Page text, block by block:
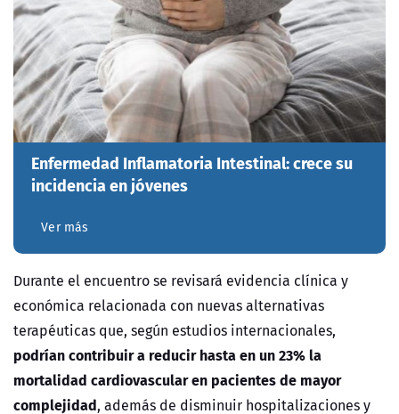
Enfermedad Inflamatoria Intestinal: crece su
incidencia en jóvenes
Ver más
Durante el encuentro se revisará evidencia clínica y
económica relacionada con nuevas alternativas
terapéuticas que, según estudios internacionales,
podrían contribuir a reducir hasta en un 23% la
mortalidad cardiovascular en pacientes de mayor
complejidad, además de disminuir hospitalizaciones y